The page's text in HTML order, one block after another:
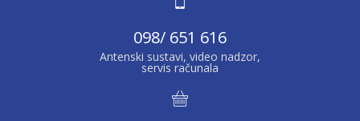
098/ 651 616
Antenski sustavi, video nadzor,
servis računala